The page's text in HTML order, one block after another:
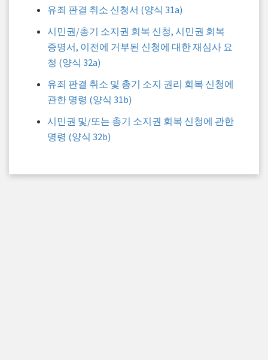
유죄 판결 취소 신청서 (양식 31a)
시민권/총기 소지권 회복 신청, 시민권 회복
증명서, 이전에 거부된 신청에 대한 재심사 요
청 (양식 32a)
유죄 판결 취소 및 총기 소지 권리 회복 신청에
관한 명령 (양식 31b)
시민권 및/또는 총기 소지권 회복 신청에 관한
명령 (양식 32b)